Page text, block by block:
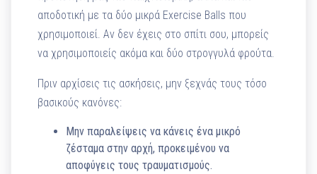
αποδοτική με τα δύο μικρά Exercise Balls που
χρησιμοποιεί. Αν δεν έχεις στο σπίτι σου, μπορείς
να χρησιμοποιείς ακόμα και δύο στρογγυλά φρούτα.
Πριν αρχίσεις τις ασκήσεις, μην ξεχνάς τους τόσο
βασικούς κανόνες:
Μην παραλείψεις να κάνεις ένα μικρό
ζέσταμα στην αρχή, προκειμένου να
αποφύγεις τους τραυματισμούς.